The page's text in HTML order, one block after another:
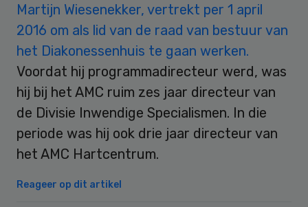
Martijn Wiesenekker, vertrekt per 1 april
2016 om als lid van de raad van bestuur van
het Diakonessenhuis te gaan werken.
Voordat hij programmadirecteur werd, was
hij bij het AMC ruim zes jaar directeur van
de Divisie Inwendige Specialismen. In die
periode was hij ook drie jaar directeur van
het AMC Hartcentrum.
Reageer op dit artikel